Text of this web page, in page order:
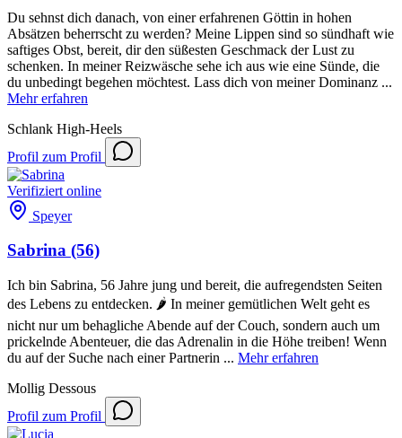
Du sehnst dich danach, von einer erfahrenen Göttin in hohen
Absätzen beherrscht zu werden? Meine Lippen sind so sündhaft wie
saftiges Obst, bereit, dir den süßesten Geschmack der Lust zu
schenken. In meiner Reizwäsche sehe ich aus wie eine Sünde, die
du unbedingt begehen möchtest. Lass dich von meiner Dominanz ...
Mehr erfahren
Schlank High-Heels
Profil zum Profil
Verifiziert online
Speyer
Sabrina (56)
Ich bin Sabrina, 56 Jahre jung und bereit, die aufregendsten Seiten
des Lebens zu entdecken. 🌶️ In meiner gemütlichen Welt geht es
nicht nur um behagliche Abende auf der Couch, sondern auch um
prickelnde Abenteuer, die das Adrenalin in die Höhe treiben! Wenn
du auf der Suche nach einer Partnerin ... Mehr erfahren
Mollig Dessous
Profil zum Profil